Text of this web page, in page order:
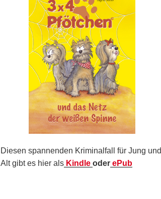
Diesen spannenden Kriminalfall für Jung und
Alt gibt es hier alsKindle oder ePub